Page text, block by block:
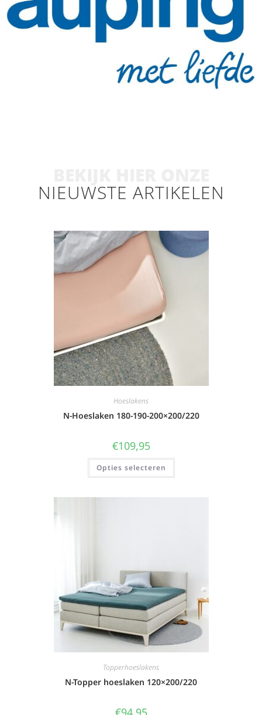
NIEUWSTE ARTIKELEN
Hoeslakens
N-Hoeslaken 180-190-200×200/220
€109,95
Opties selecteren
Topperhoeslakens
N-Topper hoeslaken 120×200/220
€94,95